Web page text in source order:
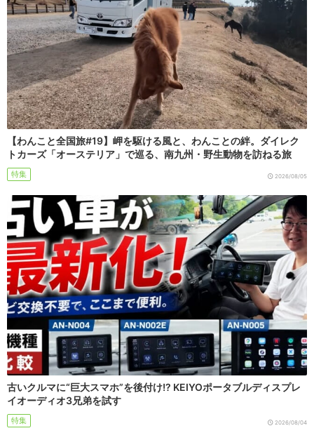
【わんこと全国旅#19】岬を駆ける風と、わんことの絆。ダイレク
トカーズ「オーステリア」で巡る、南九州・野生動物を訪ねる旅
特集 2026/08/05
古いクルマに“巨大スマホ”を後付け!? KEIYOポータブルディスプレ
イオーディオ3兄弟を試す
特集 2026/08/04